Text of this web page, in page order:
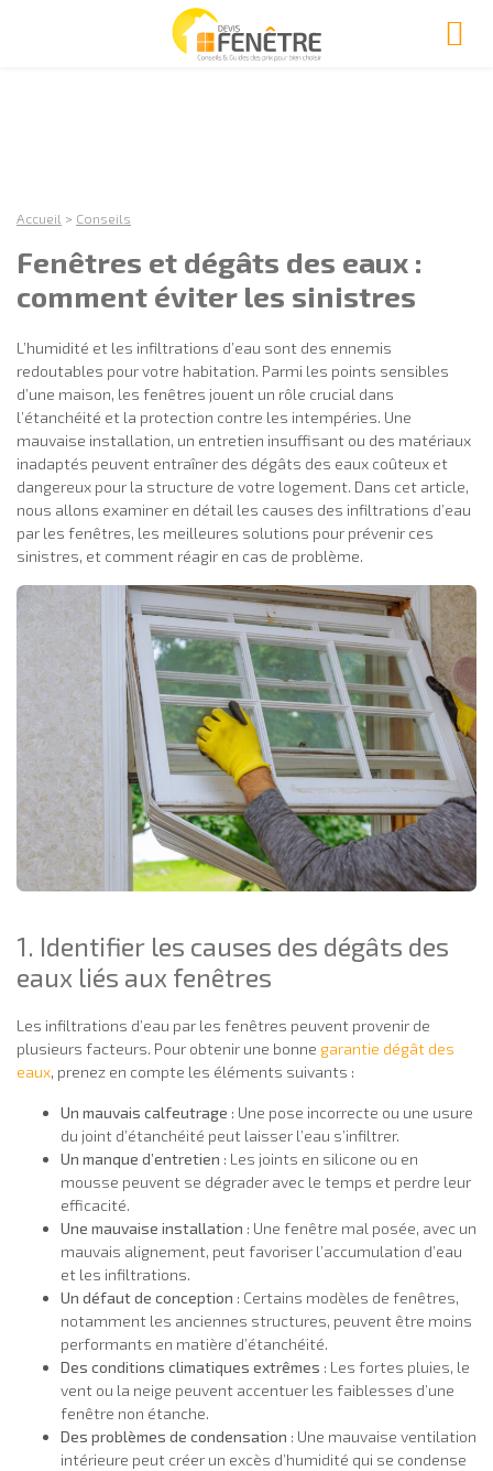
Accueil > Conseils
Fenêtres et dégâts des eaux :
comment éviter les sinistres
L’humidité et les infiltrations d’eau sont des ennemis
redoutables pour votre habitation. Parmi les points sensibles
d’une maison, les fenêtres jouent un rôle crucial dans
l’étanchéité et la protection contre les intempéries. Une
mauvaise installation, un entretien insuffisant ou des matériaux
inadaptés peuvent entraîner des dégâts des eaux coûteux et
dangereux pour la structure de votre logement. Dans cet article,
nous allons examiner en détail les causes des infiltrations d’eau
par les fenêtres, les meilleures solutions pour prévenir ces
sinistres, et comment réagir en cas de problème.
1. Identifier les causes des dégâts des
eaux liés aux fenêtres
Les infiltrations d’eau par les fenêtres peuvent provenir de
plusieurs facteurs. Pour obtenir une bonne garantie dégât des
eaux, prenez en compte les éléments suivants :
Un mauvais calfeutrage : Une pose incorrecte ou une usure
du joint d’étanchéité peut laisser l’eau s’infiltrer.
Un manque d’entretien : Les joints en silicone ou en
mousse peuvent se dégrader avec le temps et perdre leur
efficacité.
Une mauvaise installation : Une fenêtre mal posée, avec un
mauvais alignement, peut favoriser l’accumulation d’eau
et les infiltrations.
Un défaut de conception : Certains modèles de fenêtres,
notamment les anciennes structures, peuvent être moins
performants en matière d’étanchéité.
Des conditions climatiques extrêmes : Les fortes pluies, le
vent ou la neige peuvent accentuer les faiblesses d’une
fenêtre non étanche.
Des problèmes de condensation : Une mauvaise ventilation
intérieure peut créer un excès d’humidité qui se condense